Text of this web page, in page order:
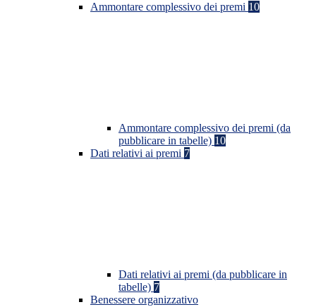
Ammontare complessivo dei premi 10
Ammontare complessivo dei premi (da
pubblicare in tabelle) 10
Dati relativi ai premi 7
Dati relativi ai premi (da pubblicare in
tabelle) 7
Benessere organizzativo